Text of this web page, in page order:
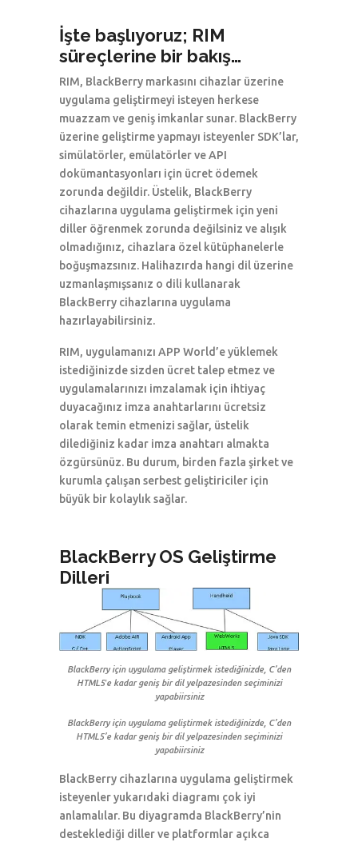
İşte başlıyoruz; RIM
süreçlerine bir bakış…
RIM, BlackBerry markasını cihazlar üzerine
uygulama geliştirmeyi isteyen herkese
muazzam ve geniş imkanlar sunar. BlackBerry
üzerine geliştirme yapmayı isteyenler SDK’lar,
simülatörler, emülatörler ve API
dokümantasyonları için ücret ödemek
zorunda değildir. Üstelik, BlackBerry
cihazlarına uygulama geliştirmek için yeni
diller öğrenmek zorunda değilsiniz ve alışık
olmadığınız, cihazlara özel kütüphanelerle
boğuşmazsınız. Halihazırda hangi dil üzerine
uzmanlaşmışsanız o dili kullanarak
BlackBerry cihazlarına uygulama
hazırlayabilirsiniz.
RIM, uygulamanızı APP World’e yüklemek
istediğinizde sizden ücret talep etmez ve
uygulamalarınızı imzalamak için ihtiyaç
duyacağınız imza anahtarlarını ücretsiz
olarak temin etmenizi sağlar, üstelik
dilediğiniz kadar imza anahtarı almakta
özgürsünüz. Bu durum, birden fazla şirket ve
kurumla çalışan serbest geliştiriciler için
büyük bir kolaylık sağlar.
BlackBerry OS Geliştirme
Dilleri
BlackBerry için uygulama geliştirmek istediğinizde, C’den
HTML5′e kadar geniş bir dil yelpazesinden seçiminizi
yapabiirsiniz
BlackBerry için uygulama geliştirmek istediğinizde, C’den
HTML5’e kadar geniş bir dil yelpazesinden seçiminizi
yapabiirsiniz
BlackBerry cihazlarına uygulama geliştirmek
isteyenler yukarıdaki diagramı çok iyi
anlamalılar. Bu diyagramda BlackBerry’nin
desteklediği diller ve platformlar açıkca